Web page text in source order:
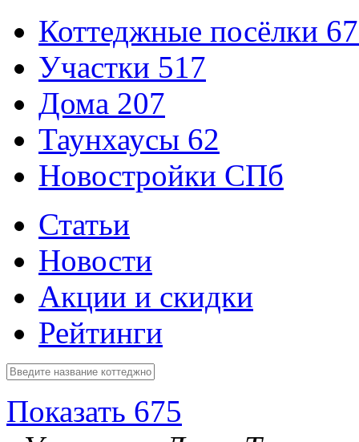
Коттеджные посёлки
Участки 517
Дома 207
Таунхаусы 62
Новостройки СПб
Статьи
Новости
Акции и скидки
Рейтинги
Показать 675